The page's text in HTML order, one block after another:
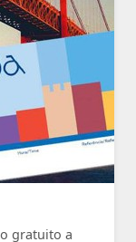
gratuito a